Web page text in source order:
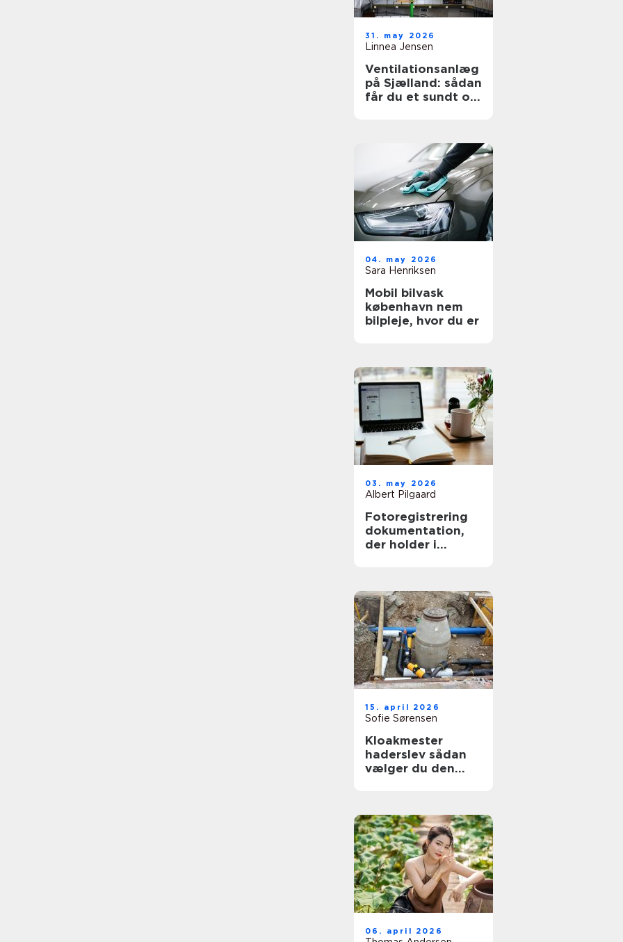
31. may 2026
Linnea Jensen
Ventilationsanlæg
på Sjælland: sådan
får du et sundt og
04. may 2026
Sara Henriksen
Mobil bilvask
københavn nem
bilpleje, hvor du er
03. may 2026
Albert Pilgaard
Fotoregistrering
dokumentation,
der holder i
15. april 2026
Sofie Sørensen
Kloakmester
haderslev sådan
vælger du den
06. april 2026